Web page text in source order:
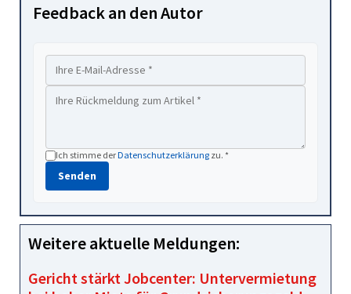
Feedback an den Autor
Ich stimme derDatenschutzerklärung zu. *
Senden
Weitere aktuelle Meldungen:
Gericht stärkt Jobcenter: Untervermietung